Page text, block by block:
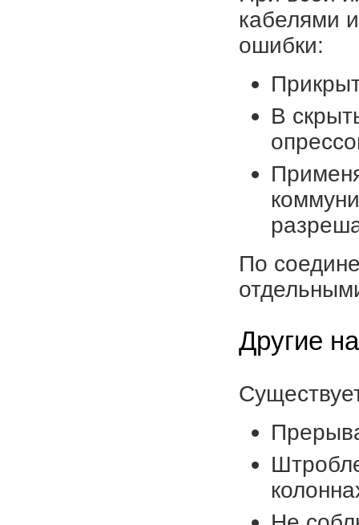
кабелями
ошибки:
В
По
Другие